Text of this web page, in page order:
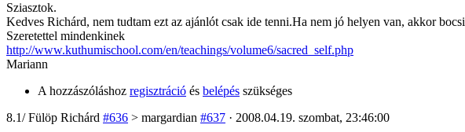
Sziasztok.
Kedves Richárd, nem tudtam ezt az ajánlót csak ide tenni.Ha nem jó helyen van, akkor bocsi
Szeretettel mindenkinek
http://www.kuthumischool.com/en/teachings/volume6/sacred_self.php
Mariann
A hozzászóláshoz regisztráció és belépés szükséges
8.1/Fülöp Richárd #636 > margardian #637 · 2008.04.19. szombat, 23:46:00